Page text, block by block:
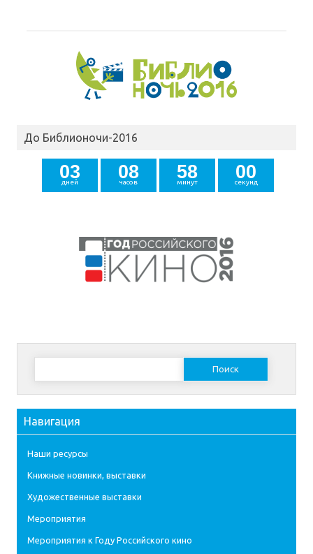
До Библионочи-2016
дней
03 часов
08 минут
57
8 секунд
5
0
9
0
Найти:
Навигация
Наши ресурсы
Книжные новинки, выставки
Художественные выставки
Мероприятия
Мероприятия к Году Российского кино